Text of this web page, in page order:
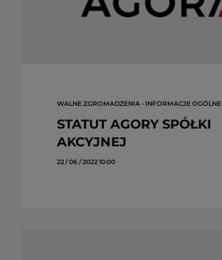
WALNE ZGROMADZENIA - INFORMACJE OGÓLNE
STATUT AGORY SPÓŁKI
AKCYJNEJ
22 / 06 / 2022 10:00